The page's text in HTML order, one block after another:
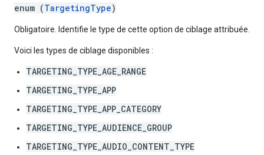
enum (TargetingType)
Obligatoire. Identifie le type de cette option de ciblage attribuée.
Voici les types de ciblage disponibles :
TARGETING_TYPE_AGE_RANGE
TARGETING_TYPE_APP
TARGETING_TYPE_APP_CATEGORY
TARGETING_TYPE_AUDIENCE_GROUP
TARGETING_TYPE_AUDIO_CONTENT_TYPE